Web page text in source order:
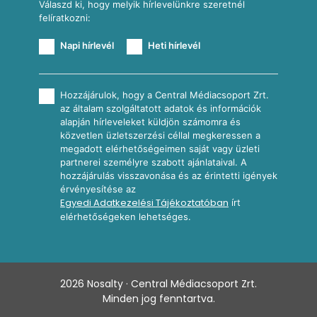
Válaszd ki, hogy melyik hírlevelünkre szeretnél
felíratkozni:
Napi hírlevél Heti hírlevél
Hozzájárulok, hogy a Central Médiacsoport Zrt.
az általam szolgáltatott adatok és információk
alapján hírleveleket küldjön számomra és
közvetlen üzletszerzési céllal megkeressen a
megadott elérhetőségeimen saját vagy üzleti
partnerei személyre szabott ajánlataival. A
hozzájárulás visszavonása és az érintetti igények
érvényesítése az
Egyedi Adatkezelési Tájékoztatóban írt
elérhetőségeken lehetséges.
2026 Nosalty · Central Médiacsoport Zrt.
Minden jog fenntartva.